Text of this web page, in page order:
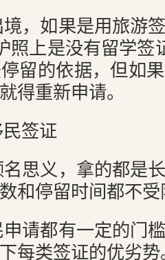
，如果是用旅游
照上是没有留学签
留的依据，但如
得重新申请。
签证
思义，拿的都是
和停留时间都不受
请都有一定的门
每类签证的优劣势